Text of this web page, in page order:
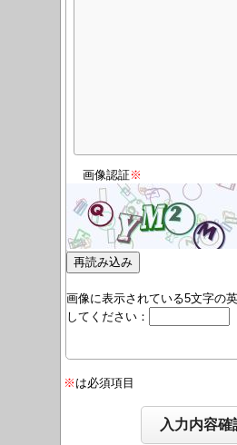
画像認証※
画像に表示されている5文字の
してください：
※ は必須項目